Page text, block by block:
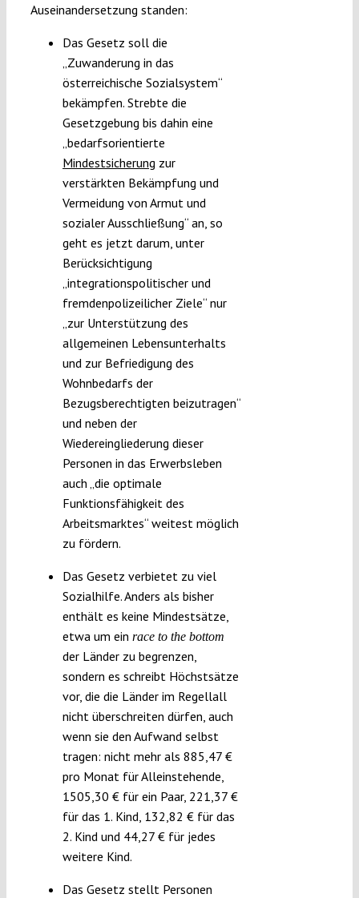
Auseinandersetzung standen:
Das Gesetz soll die
„Zuwanderung in das
österreichische Sozialsystem“
bekämpfen. Strebte die
Gesetzgebung bis dahin eine
„bedarfsorientierte
Mindestsicherung zur
verstärkten Bekämpfung und
Vermeidung von Armut und
sozialer Ausschließung“ an, so
geht es jetzt darum, unter
Berücksichtigung
„integrationspolitischer und
fremdenpolizeilicher Ziele“ nur
„zur Unterstützung des
allgemeinen Lebensunterhalts
und zur Befriedigung des
Wohnbedarfs der
Bezugsberechtigten beizutragen“
und neben der
Wiedereingliederung dieser
Personen in das Erwerbsleben
auch „die optimale
Funktionsfähigkeit des
Arbeitsmarktes“ weitest möglich
zu fördern.
Das Gesetz verbietet zu viel
Sozialhilfe. Anders als bisher
enthält es keine Mindestsätze,
etwa um ein race to the bottom
der Länder zu begrenzen,
sondern es schreibt Höchstsätze
vor, die die Länder im Regellall
nicht überschreiten dürfen, auch
wenn sie den Aufwand selbst
tragen: nicht mehr als 885,47 €
pro Monat für Alleinstehende,
1505,30 € für ein Paar, 221,37 €
für das 1. Kind, 132,82 € für das
2. Kind und 44,27 € für jedes
weitere Kind.
Das Gesetz stellt Personen